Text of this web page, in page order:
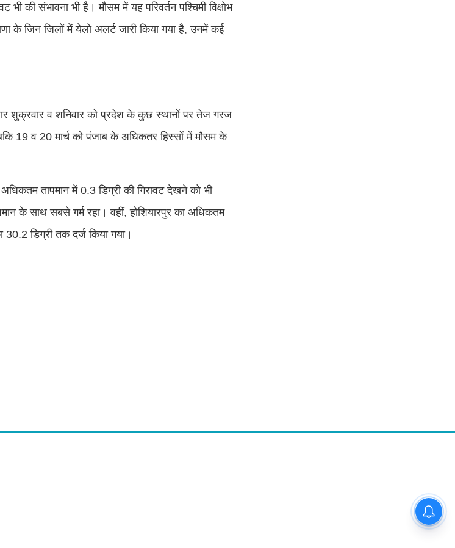
की संभावना भी है। मौसम में यह परिवर्तन पश्चिमी विक्षोभ
के जिन जिलों में येलो अलर्ट जारी किया गया है, उनमें कई
शुक्रवार व शनिवार को प्रदेश के कुछ स्थानों पर तेज गरज
19 व 20 मार्च को पंजाब के अधिकतर हिस्सों में मौसम के
तापमान में 0.3 डिग्री की गिरावट देखने को भी
के साथ सबसे गर्म रहा। वहीं, होशियारपुर का अधिकतम
डिग्री तक दर्ज किया गया।
पर विश्लेषण.
) If you want to any Agriculture News, mandi rates,